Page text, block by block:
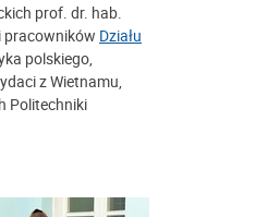
prof. dr. hab.
pracowników Działu
polskiego,
z Wietnamu,
Politechniki